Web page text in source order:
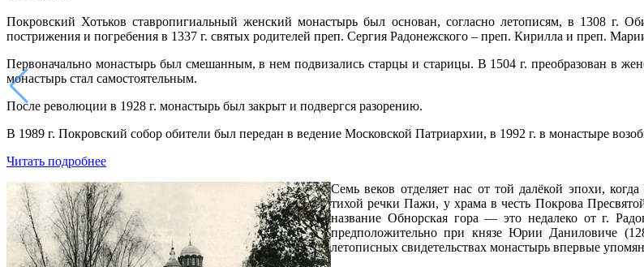
Покровский Хотьков ставропигиальный женский монастырь был основан, согласно летописям, в 1308 г.
пострижения и погребения в 1337 г. святых родителей преп. Сергия Радонежского – преп. Кирилла и преп.
Первоначально монастырь был смешанным, в нем подвизались старцы и старицы. В 1504 г. преобразован в
монастырь стал самостоятельным.
После революции в 1928 г. монастырь был закрыт и подвергся разорению.
В 1989 г. Покровский собор обители был передан в ведение Московской Патриархии, в 1992 г. в монастыре
Читать подробнее
Семь веков отделяет нас от той далёкой эпохи,
тихой речки Пажи, у храма в честь Покрова
название Обнорская гора — это недалеко от г.
предположительно при князе Юрии Даниловиче
летописных свидетельствах монастырь впервые